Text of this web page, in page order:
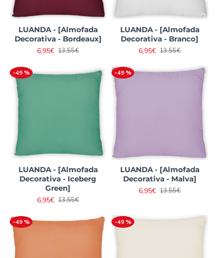
LUANDA - [Almofada
Decorativa - Bordeaux]
6,95€ 13,55€
LUANDA - [Almofada
Decorativa - Branco]
6,95€ 13,55€
-49 %
LUANDA - [Almofada
Decorativa - Iceberg
Green]
6,95€ 13,55€
-49 %
LUANDA - [Almofada
Decorativa - Malva]
6,95€ 13,55€
-49 % -49 %